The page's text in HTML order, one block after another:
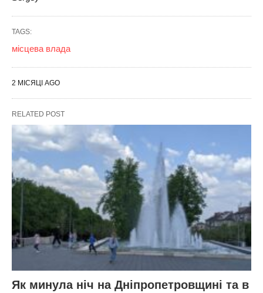
TAGS:
місцева влада
2 МІСЯЦІ AGO
RELATED POST
Як минула ніч на Дніпропетровщині та в